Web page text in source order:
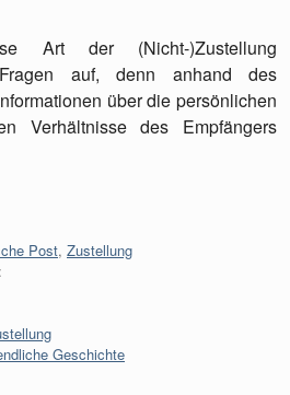
Art der (Nicht-)Zustellung
Fragen auf, denn anhand des
über die persönlichen
Verhältnisse des Empfängers
Post, Zustellung
Geschichte